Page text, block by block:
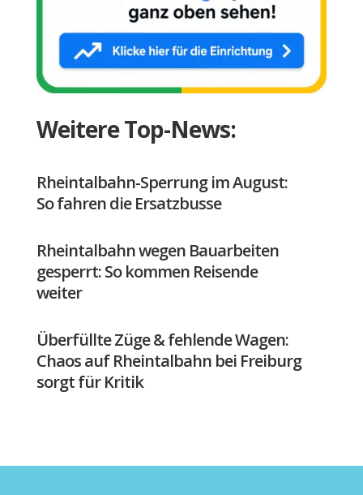
Weitere Top-News:
Rheintalbahn-Sperrung im August:
So fahren die Ersatzbusse
Rheintalbahn wegen Bauarbeiten
gesperrt: So kommen Reisende
weiter
Überfüllte Züge & fehlende Wagen:
Chaos auf Rheintalbahn bei Freiburg
sorgt für Kritik